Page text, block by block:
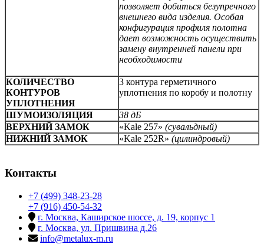
позволяет добиться безупречного
внешнего вида изделия. Особая
конфигурация профиля полотна
дает возможность осуществить
замену внутренней панели при
необходимости
КОЛИЧЕСТВО
КОНТУРОВ
УПЛОТНЕНИЯ
3 контура герметичного
уплотнения по коробу и полотну
ШУМОИЗОЛЯЦИЯ
38 дБ
ВЕРХНИЙ ЗАМОК
«Kale 257» (сувальдный)
НИЖНИЙ ЗАМОК
«Kale 252R» (цилиндровый)
Контакты
+7 (499) 348-23-28
+7 (916) 450-54-32
г. Москва, Каширское шоссе, д. 19, корпус 1
г. Москва, ул. Пришвина д.26
info@metalux-m.ru